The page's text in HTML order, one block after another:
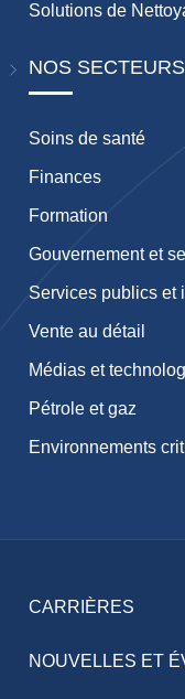
Solutions de
NOS SECTEURS
Soins de santé
Finances
Formation
Gouvernement et
Services publics et
Vente au détail
Médias et
Pétrole et gaz
Environnements
CARRIÈRES
NOUVELLES ET